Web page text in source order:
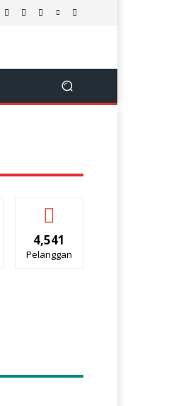
4,541
Pelanggan